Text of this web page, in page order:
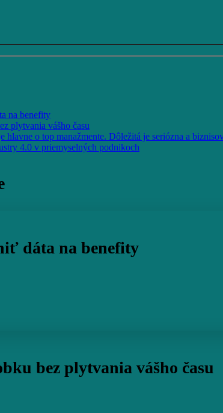
na benefity
plytvania vášho času
hlavne o top manažmente. Dôležitá je seriózna a
4.0 v priemyselných podnikoch
dáta na benefity
bez plytvania vášho času